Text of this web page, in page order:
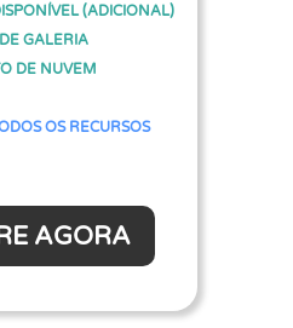
(ADICIONAL)
GALERIA
DE NUVEM
OS RECURSOS
AGORA